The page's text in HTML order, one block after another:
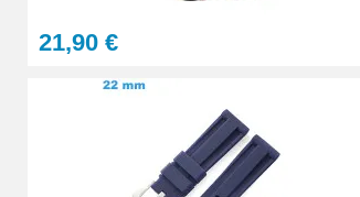
Sacoche pour
Gros pointeau de pose
21,90 €